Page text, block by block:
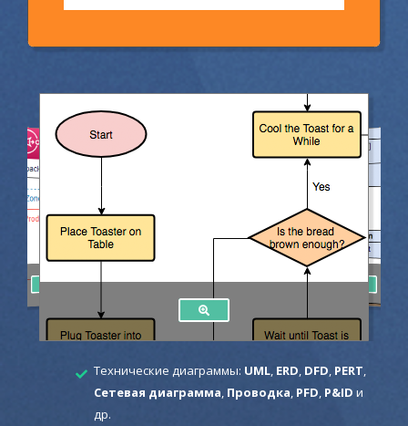
Технические диаграммы: UML, ERD DFD PERT
Сетевая диаграмма Проводка PFD P&ID и
др.